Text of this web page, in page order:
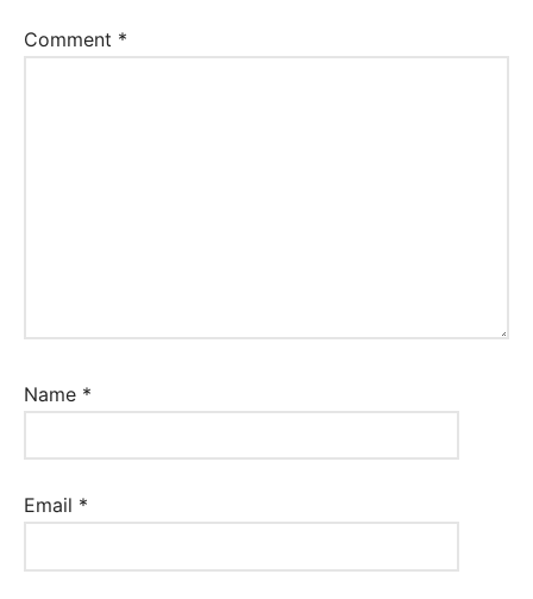
Comment *
Name *
Email *